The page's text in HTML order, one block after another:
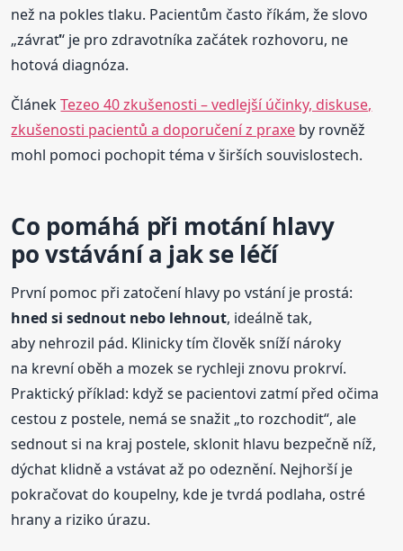
než na pokles tlaku. Pacientům často říkám, že slovo
„závrať“ je pro zdravotníka začátek rozhovoru, ne
hotová diagnóza.
ČlánekTezeo 40 zkušenosti – vedlejší účinky, diskuse,
zkušenosti pacientů a doporučení z praxe by rovněž
mohl pomoci pochopit téma v širších souvislostech.
Co pomáhá při motání hlavy
po vstávání a jak se léčí
První pomoc při zatočení hlavy po vstání je prostá:
hned si sednout nebo lehnout, ideálně tak,
aby nehrozil pád. Klinicky tím člověk sníží nároky
na krevní oběh a mozek se rychleji znovu prokrví.
Praktický příklad: když se pacientovi zatmí před očima
cestou z postele, nemá se snažit „to rozchodit“, ale
sednout si na kraj postele, sklonit hlavu bezpečně níž,
dýchat klidně a vstávat až po odeznění. Nejhorší je
pokračovat do koupelny, kde je tvrdá podlaha, ostré
hrany a riziko úrazu.